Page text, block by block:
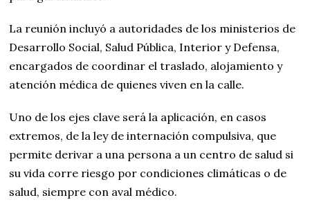
La reunión incluyó a autoridades de los ministerios de
Desarrollo Social, Salud Pública, Interior y Defensa,
encargados de coordinar el traslado, alojamiento y
atención médica de quienes viven en la calle.
Uno de los ejes clave será la aplicación, en casos
extremos, de la ley de internación compulsiva, que
permite derivar a una persona a un centro de salud si
su vida corre riesgo por condiciones climáticas o de
salud, siempre con aval médico.